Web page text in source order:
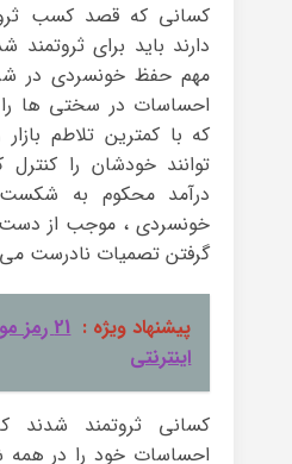
کسانی که قصد کسب
دارند باید برای
مهم حفظ خونسردی در
احساسات در سختی ها را
که با کمترین تلاطم
توانند خودشان را
درآمد محکوم به
خونسردی ، موجب از دست
گرفتن تصمیات نادرست
پیشنهاد ویژه :
21
اینترنتی
کسانی ثروتمند شدند
احساسات خود را در همه